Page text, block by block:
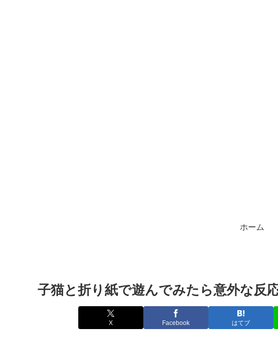
ホーム
子猫と折り紙で遊んでみたら意外な反
X Facebook はてブ